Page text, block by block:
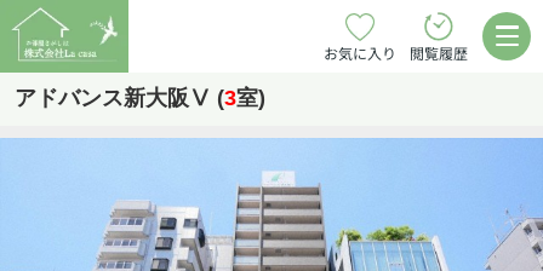
お気に入り 閲覧履歴
アドバンス新大阪Ⅴ (3室)